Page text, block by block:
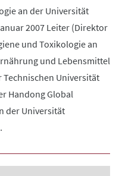
an der Universität
2007 Leiter (Direktor
und Toxikologie an
und Lebensmittel
Technischen Universität
Handong Global
der Universität